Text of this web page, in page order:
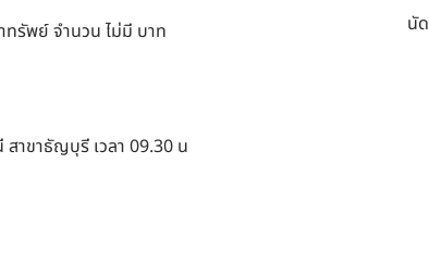
รัพย์ จำนวน ไม่มี บาท
าขาธัญบุรี เวลา 09.30 น
นั